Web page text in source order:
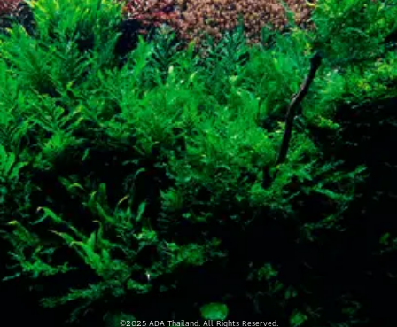
©2025 ADA Thailand. All Rights Reserved.